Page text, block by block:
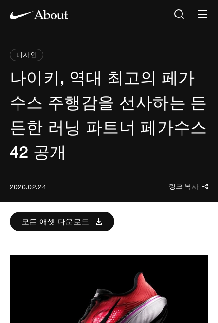
디자인
나이키, 역대 최고의 페가
수스 주행감을 선사하는 든
든한 러닝 파트너 페가수스
42 공개
2026.02.24 링크 복사
모든 애셋 다운로드